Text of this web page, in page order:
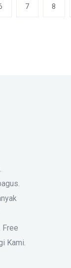
7 8
Free
Kami.